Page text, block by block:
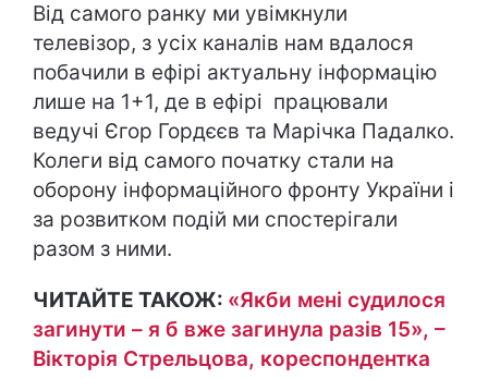
Від самого ранку ми увімкнули
телевізор, з усіх каналів нам вдалося
побачили в ефірі актуальну інформацію
лише на 1+1, де в ефірі працювали
ведучі Єгор Гордєєв та Марічка Падалко.
Колеги від самого початку стали на
оборону інформаційного фронту України і
за розвитком подій ми спостерігали
разом з ними.
ЧИТАЙТЕ ТАКОЖ: «Якби мені судилося
загинути – я б вже загинула разів 15», –
Вікторія Стрельцова, кореспондентка